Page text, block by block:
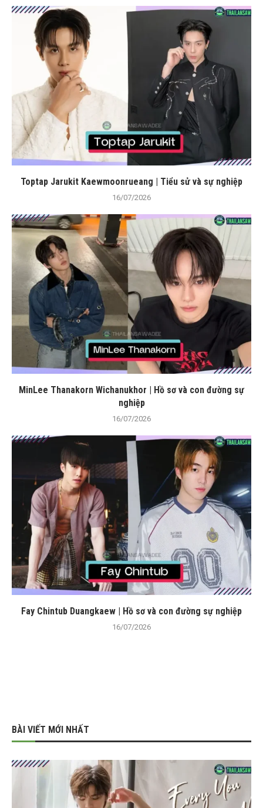
Toptap Jarukit Kaewmoonrueang | Tiểu sử và sự nghiệp
16/07/2026
MinLee Thanakorn Wichanukhor | Hồ sơ và con đường sự
nghiệp
16/07/2026
Fay Chintub Duangkaew | Hồ sơ và con đường sự nghiệp
16/07/2026
BÀI VIẾT MỚI NHẤT